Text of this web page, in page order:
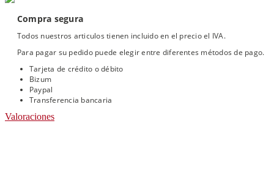
Compra segura
Todos nuestros articulos tienen incluido en el precio el IVA.
Para pagar su pedido puede elegir entre diferentes métodos de pago.
Tarjeta de crédito o débito
Bizum
Paypal
Transferencia bancaria
Valoraciones